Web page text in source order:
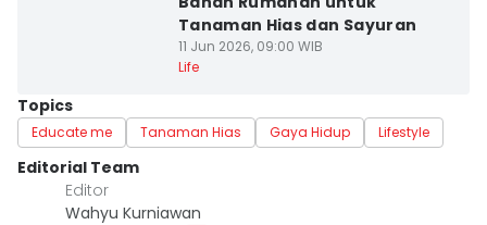
Tanaman Hias dan Sayuran
11 Jun 2026, 09:00 WIB
Life
Topics
Educate me Tanaman Hias Gaya Hidup Lifestyle
Editorial Team
Editor
Wahyu Kurniawan